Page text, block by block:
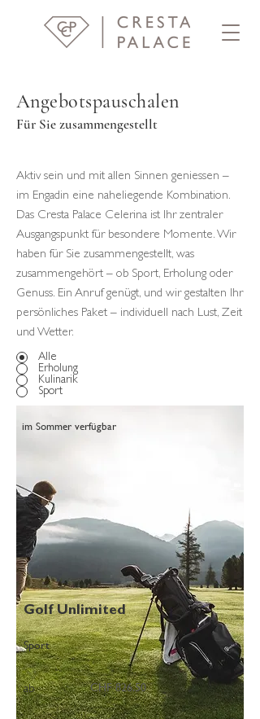
Angebotspauschalen
Für Sie zusammengestellt
Aktiv sein und mit allen Sinnen geniessen –
im Engadin eine naheliegende Kombination.
Das Cresta Palace Celerina ist Ihr zentraler
Ausgangspunkt für besondere Momente. Wir
haben für Sie zusammengestellt, was
zusammengehört – ob Sport, Erholung oder
Genuss. Ein Anruf genügt, und wir gestalten Ihr
persönliches Paket – individuell nach Lust, Zeit
und Wetter.
Alle
Erholung
Kulinarik
Sport
Golf Unlimited
Sport
ab CHF 826.50
im Sommer verfügbar